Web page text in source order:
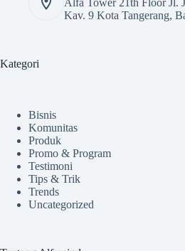
Kav. 9 Kota Tangerang,
Kategori
Bisnis
Komunitas
Produk
Promo & Program
Testimoni
Tips & Trik
Trends
Uncategorized